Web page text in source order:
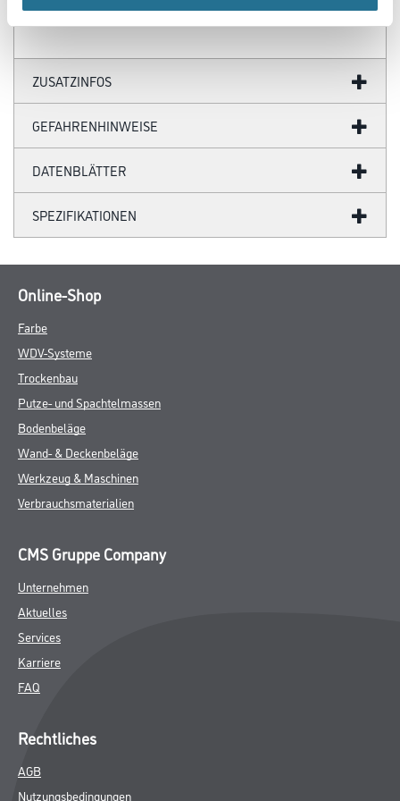
ZUSATZINFOS
GEFAHRENHINWEISE
DATENBLÄTTER
SPEZIFIKATIONEN
Online-Shop
Farbe
WDV-Systeme
Trockenbau
Putze- und Spachtelmassen
Bodenbeläge
Wand- & Deckenbeläge
Werkzeug & Maschinen
Verbrauchsmaterialien
CMS Gruppe Company
Unternehmen
Aktuelles
Services
Karriere
FAQ
Rechtliches
AGB
Nutzungsbedingungen